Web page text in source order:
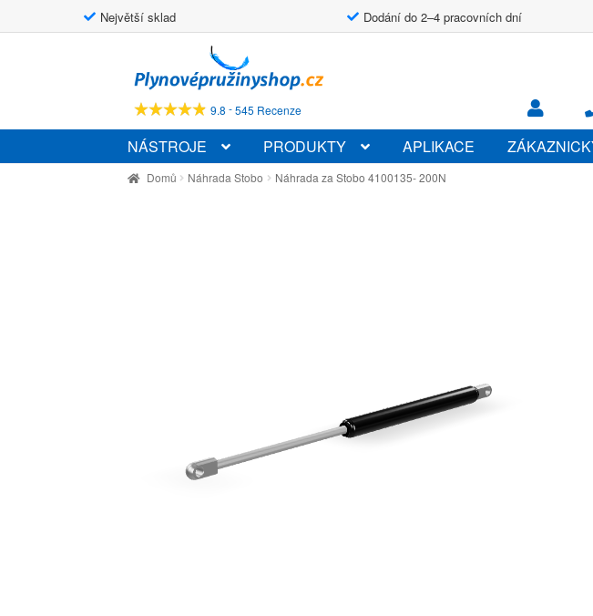
Největší sklad Dodání do 2–4 pracovních dní
na
navigaci
k
obsahu
webu
9.8 -545 Recenze
NÁSTROJE PRODUKTY APLIKACE
Domů Náhrada Stobo Náhrada za Stobo 4100135- 200N